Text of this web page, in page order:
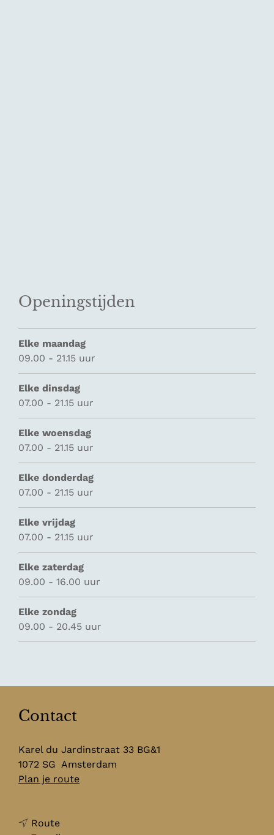
Openingstijden
Elke maandag
09.00 - 21.15 uur
Elke dinsdag
07.00 - 21.15 uur
Elke woensdag
07.00 - 21.15 uur
Elke donderdag
07.00 - 21.15 uur
Elke vrijdag
07.00 - 21.15 uur
Elke zaterdag
09.00 - 16.00 uur
Elke zondag
09.00 - 20.45 uur
Contact
Karel du Jardinstraat 33 BG&1
1072 SG Amsterdam
Plan je routen
Routen